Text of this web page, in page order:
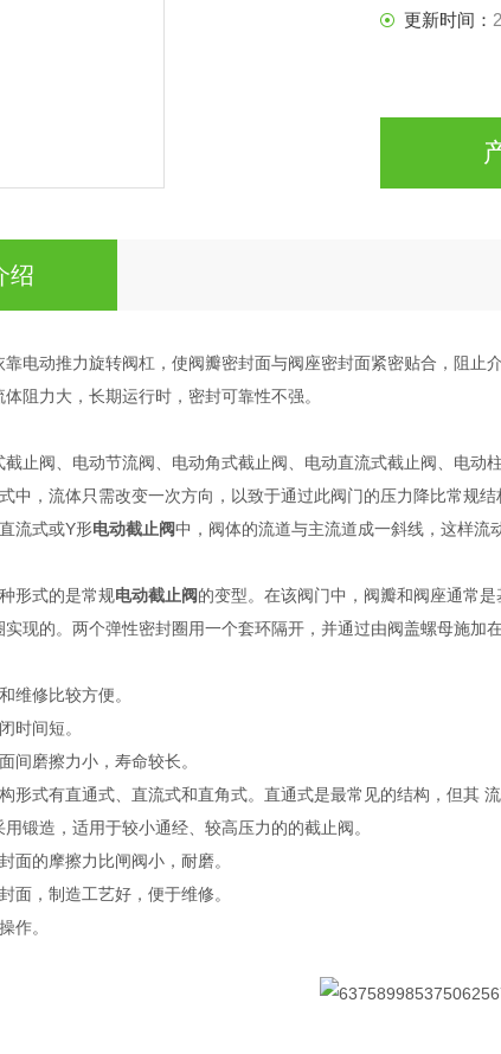
更新时间：
绍
电动推力旋转阀杠，使阀瓣密封面与阀座密封面紧密贴合，阻止介
阻力大，长期运行时，密封可靠性不强。
止阀、电动节流阀、电动角式截止阀、电动直流式截止阀、电动
，流体只需改变一次方向，以致于通过此阀门的压力降比常规结
流式或Y形电动截止阀中，阀体的流道与主流道成一斜线，这样流
式的是常规电动截止阀的变型。在该阀门中，阀瓣和阀座通常
实现的。两个弹性密封圈用一个套环隔开，并通过由阀盖螺母施加
维修比较方便。
时间短。
间磨擦力小，寿命较长。
形式有直通式、直流式和直角式。直通式是最常见的结构，但其
锻造，适用于较小通经、较高压力的的截止阀。
面的摩擦力比闸阀小，耐磨。
面，制造工艺好，便于维修。
作。